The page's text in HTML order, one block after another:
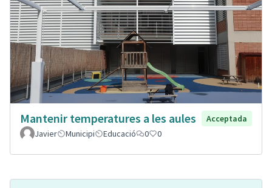
Mantenir temperatures a les aules
Acceptada
Javier
Municipi Educació 0 0